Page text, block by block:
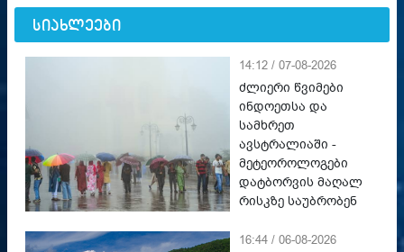
სიახლეები
14:12 / 07-08-2026
ძლიერი წვიმები
ინდოეთსა და
სამხრეთ
ავსტრალიაში -
მეტეოროლოგები
დატბორვის მაღალ
რისკზე საუბრობენ
16:44 / 06-08-2026